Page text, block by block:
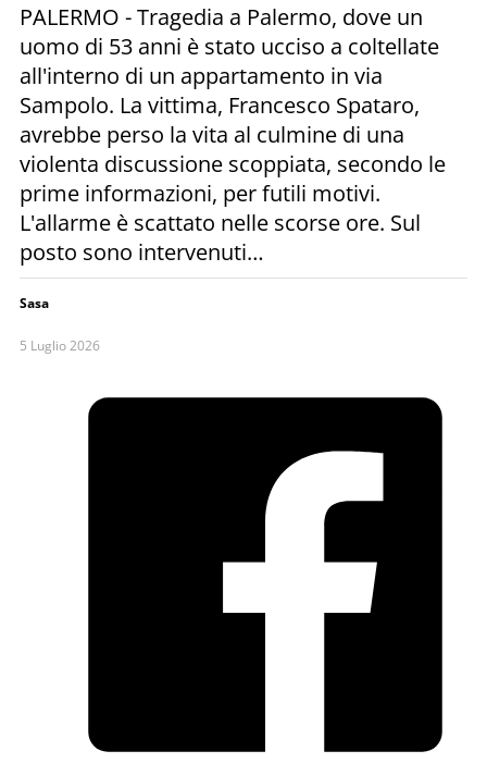
PALERMO - Tragedia a Palermo, dove un
uomo di 53 anni è stato ucciso a coltellate
all'interno di un appartamento in via
Sampolo. La vittima, Francesco Spataro,
avrebbe perso la vita al culmine di una
violenta discussione scoppiata, secondo le
prime informazioni, per futili motivi.
L'allarme è scattato nelle scorse ore. Sul
posto sono intervenuti…
Sasa
5 Luglio 2026